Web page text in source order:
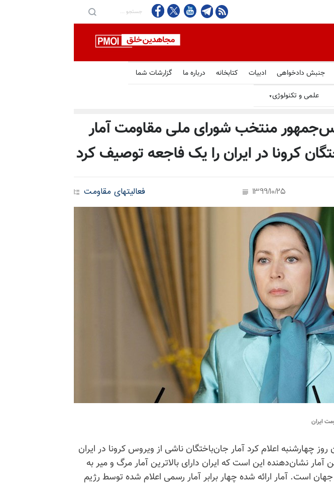
فعالیت‌های جوانان شورشگر در کارزار سه‌شنبه‌های نه به اعدام در هفته صدوسی‌و‌دوم
جنبش دادخواهی ادبیات کتابخانه درباره ما گزارشات شما
علمی و تکنولوژی▼
منتخب شورای ملی مقاومت آمار
کرونا در ایران را یک فاجعه توصیف کرد
فعالیتهای مقاومت 1399/10/25
ایران
چهارشنبه اعلام کرد آمار جان‌باختگان ناشی از ویروس کرونا در ایران
این آمار نشان‌دهنده این است که ایران دارای بالاترین آمار مرگ و میر به
است. آمار ارائه شده چهار برابر آمار رسمی اعلام شده توسط رژیم